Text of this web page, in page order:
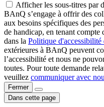
Afficher les sous-titres par
BAnQ s’engage à offrir des
aux besoins spécifiques des
de handicap, en tenant compte
dans la Politique
extérieures à BAnQ peuvent
l’accessibilité et nous ne
toutes. Pour toute demande
veuillez communiquer avec
Fermer
Dans cette page